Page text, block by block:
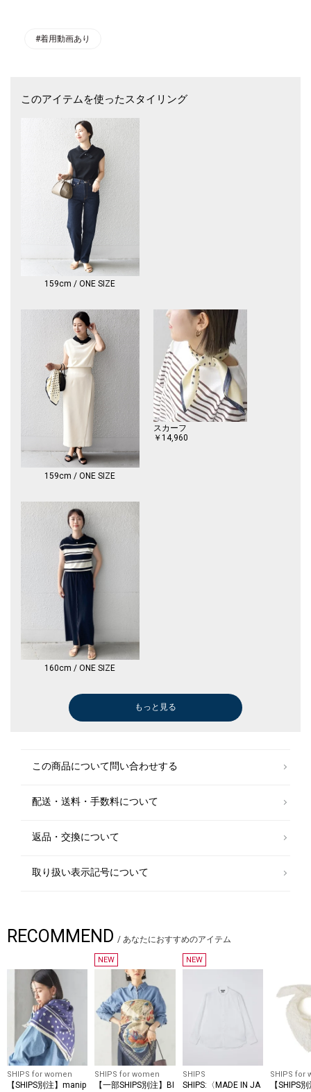
・さらっと夏も着やすいコットンポリエステル。
・濃いめのデニムや白パンツでマリンな雰囲気もおすすめ。
・ジャケットやカーディガンのインナーとしても着回し可能です。
・ボウタイをしまってシンプルな通勤着としても活躍します。
-------------------------------------
生地の厚み：薄手
伸縮性：有
透け感：オフホワイトやや有
-------------------------------------
【スタッフ着用コメント】
《スタッフ1》
身長:159cm/体型:細身/普段サイズ:36/着用サイズ:ONE SIZE
サイズ感：程良く体に沿うサイズ感。着丈はヒップにかかるくらい。
りませんでした。
------------------------------------
※末永く愛用頂く為に、アテンションタグを必ずご確認の上、着用又はお
取り扱い下さい。
※屋外での撮影画像は、光の当たり具合で色味が異なって見える場合があ
ります。商品の色味は、スタジオでの詳細画像をご参照ください。
※画像の商品はサンプルです。
実際の商品と仕様、加工、サイズが若干異なる場合がございます。
※商品画像は、光の当たり具合やパソコンなどの閲覧環境により、実際の
色味と異なって見える場合がございます。予めご了承ください
#着用動画あり
このアイテムを使ったスタイリング
159cm / ONE SIZE
159cm / ONE SIZE
スカーフ
￥14,960
160cm / ONE SIZE
もっと見る
この商品について問い合わせする
配送・送料・手数料について
返品・交換について
取り扱い表示記号について
RECOMMEND / あなたにおすすめのアイテム
SHIPS for women
【SHIPS別注】manip
NEW
SHIPS for women
【一部SHIPS別注】BI
NEW
SHIPS
SHIPS:〈MADE IN JA
SHIPS for
【SHIPS